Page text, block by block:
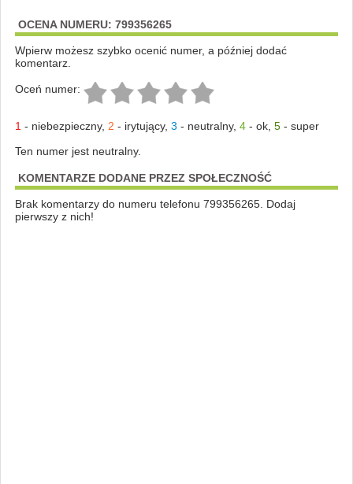
OCENA NUMERU: 799356265
Wpierw możesz szybko ocenić numer, a później dodać
komentarz.
Oceń numer:
1 - niebezpieczny, 2 - irytujący, 3 - neutralny, 4- ok, 5- super
Ten numer jest neutralny.
KOMENTARZE DODANE PRZEZ SPOŁECZNOŚĆ
Brak komentarzy do numeru telefonu 799356265. Dodaj
pierwszy z nich!